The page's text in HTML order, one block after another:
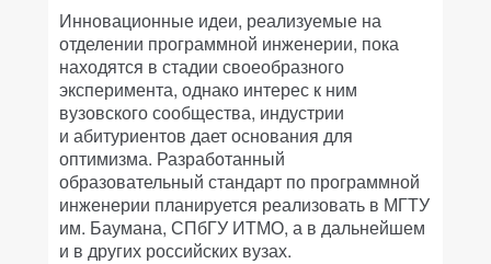
Инновационные идеи, реализуемые на
отделении программной инженерии, пока
находятся в стадии своеобразного
эксперимента, однако интерес к ним
вузовского сообщества, индустрии
и абитуриентов дает основания для
оптимизма. Разработанный
образовательный стандарт по программной
инженерии планируется реализовать в МГТУ
им. Баумана, СПбГУ ИТМО, а в дальнейшем
и в других российских вузах.